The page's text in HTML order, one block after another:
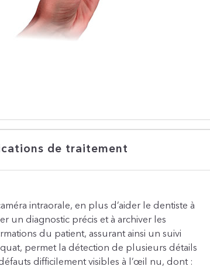
de traitement
intraorale, en plus d’aider le dentiste à
un diagnostic précis et à archiver les
du patient, assurant ainsi un suivi
permet la détection de plusieurs détails
difficilement visibles à l’œil nu, dont :